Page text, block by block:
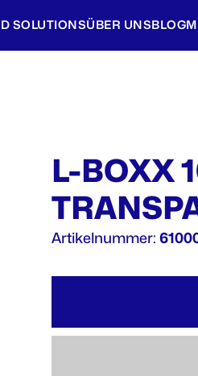
SOLUTIONSÜBER UNSBLOG
L-BOXX
Artikelnummer: